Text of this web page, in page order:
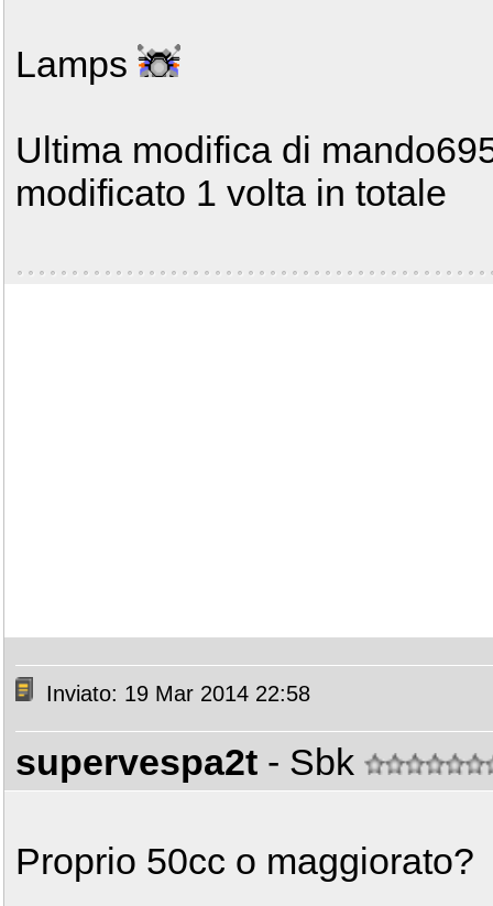
Lamps
Ultima modifica di
modificato 1 volta in totale
Inviato: 19 Mar 2014 22:58
supervespa2t - Sbk
Proprio 50cc o maggiorato?